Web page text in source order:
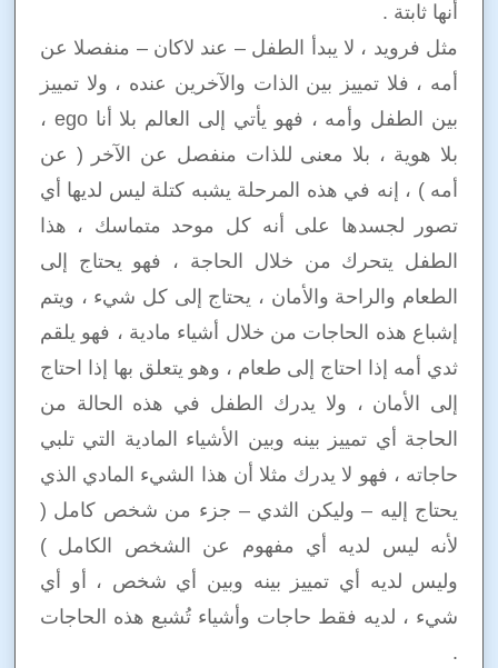
أنها ثابتة .
مثل فرويد ، لا يبدأ الطفل – عند لاكان – منفصلا عن
أمه ، فلا تمييز بين الذات والآخرين عنده ، ولا تمييز
بين الطفل وأمه ، فهو يأتي إلى العالم بلا أنا ego ،
بلا هوية ، بلا معنى للذات منفصل عن الآخر ( عن
أمه ) ، إنه في هذه المرحلة يشبه كتلة ليس لديها أي
تصور لجسدها على أنه كل موحد متماسك ، هذا
الطفل يتحرك من خلال الحاجة ، فهو يحتاج إلى
الطعام والراحة والأمان ، يحتاج إلى كل شيء ، ويتم
إشباع هذه الحاجات من خلال أشياء مادية ، فهو يلقم
ثدي أمه إذا احتاج إلى طعام ، وهو يتعلق بها إذا احتاج
إلى الأمان ، ولا يدرك الطفل في هذه الحالة من
الحاجة أي تمييز بينه وبين الأشياء المادية التي تلبي
حاجاته ، فهو لا يدرك مثلا أن هذا الشيء المادي الذي
يحتاج إليه – وليكن الثدي – جزء من شخص كامل (
لأنه ليس لديه أي مفهوم عن الشخص الكامل )
وليس لديه أي تمييز بينه وبين أي شخص ، أو أي
شيء ، لديه فقط حاجات وأشياء تُشبع هذه الحاجات
.